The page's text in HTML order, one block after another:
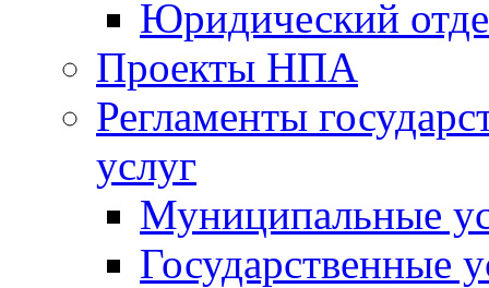
Юридический
Проекты НПА
Регламенты
услуг
Муниципальные
Государственные